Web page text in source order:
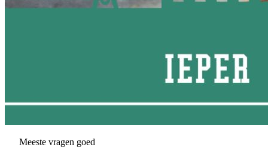
Meeste vragen goed